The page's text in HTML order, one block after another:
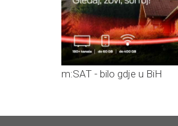
m:SAT - bilo gdje u BiH